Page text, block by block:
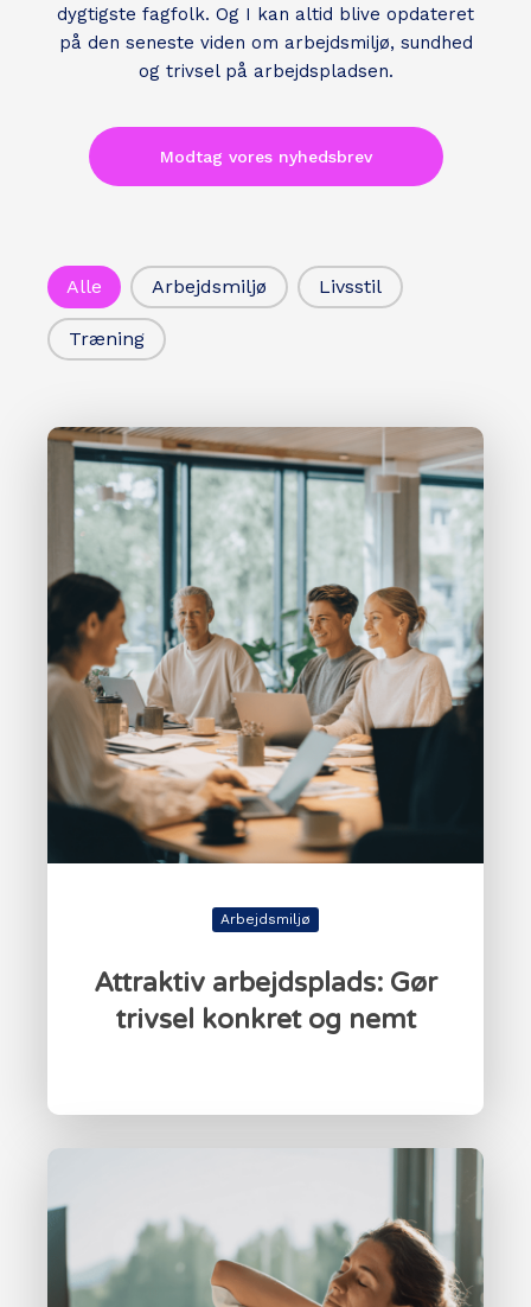
dygtigste fagfolk. Og I kan altid blive opdateret
på den seneste viden om arbejdsmiljø, sundhed
og trivsel på arbejdspladsen.
Modtag vores nyhedsbrev
Artikel filter
Alle Arbejdsmiljø Livsstil
Træning
Arbejdsmiljø
Attraktiv arbejdsplads: Gør
trivsel konkret og nemt